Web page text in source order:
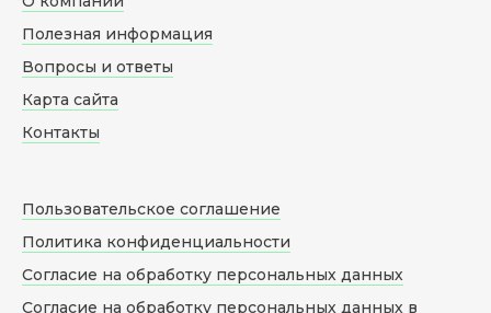
Полезная информация
Вопросы и ответы
Карта сайта
Контакты
Пользовательское соглашение
Политика конфиденциальности
Согласие на обработку персональных данных
Согласие на обработку персональных данных в